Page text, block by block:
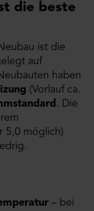
die beste
ist die
auf
haben
(Vorlauf ca.
. Die
5,0 möglich)
– bei